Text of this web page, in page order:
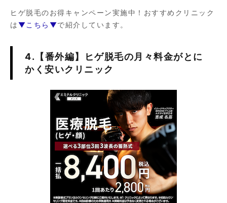
ヒゲ脱毛のお得キャンペーン実施中！おすすめクリニック
は ▼こちら▼で紹介しています。
4.【番外編】ヒゲ脱毛の月々料金がとに
かく安いクリニック